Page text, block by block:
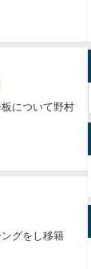
について野村
グをし移籍